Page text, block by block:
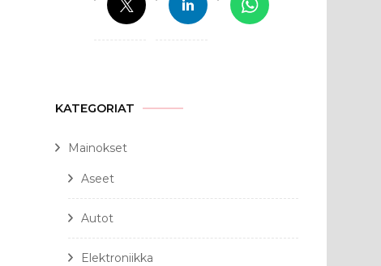
KATEGORIAT
Mainokset
Aseet
Autot
Elektroniikka